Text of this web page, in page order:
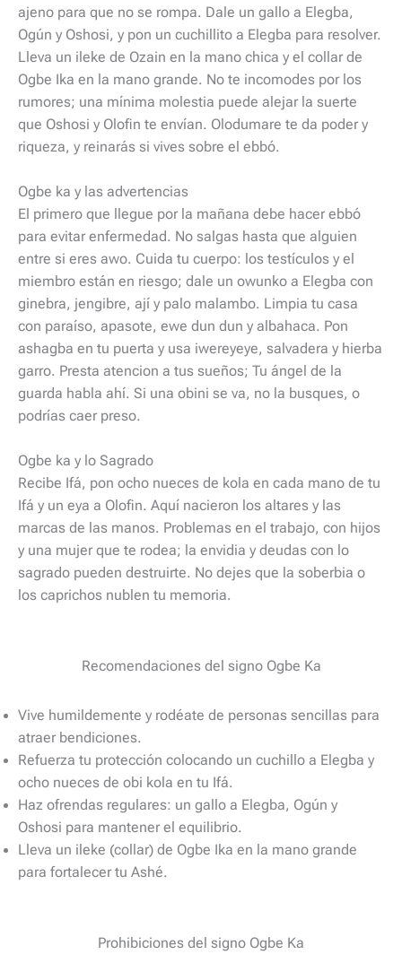
ajeno para que no se rompa. Dale un gallo a Elegba,
Ogún y Oshosi, y pon un cuchillito a Elegba para resolver.
Lleva un ileke de Ozain en la mano chica y el collar de
Ogbe Ika en la mano grande. No te incomodes por los
rumores; una mínima molestia puede alejar la suerte
que Oshosi y Olofin te envían. Olodumare te da poder y
riqueza, y reinarás si vives sobre el ebbó.
Ogbe ka y las advertencias
El primero que llegue por la mañana debe hacer ebbó
para evitar enfermedad. No salgas hasta que alguien
entre si eres awo. Cuida tu cuerpo: los testículos y el
miembro están en riesgo; dale un owunko a Elegba con
ginebra, jengibre, ají y palo malambo. Limpia tu casa
con paraíso, apasote, ewe dun dun y albahaca. Pon
ashagba en tu puerta y usa iwereyeye, salvadera y hierba
garro. Presta atencion a tus sueños; Tu ángel de la
guarda habla ahí. Si una obini se va, no la busques, o
podrías caer preso.
Ogbe ka y lo Sagrado
Recibe Ifá, pon ocho nueces de kola en cada mano de tu
Ifá y un eya a Olofin. Aquí nacieron los altares y las
marcas de las manos. Problemas en el trabajo, con hijos
y una mujer que te rodea; la envidia y deudas con lo
sagrado pueden destruirte. No dejes que la soberbia o
los caprichos nublen tu memoria.
Recomendaciones del signo Ogbe Ka
Vive humildemente y rodéate de personas sencillas para
atraer bendiciones.
Refuerza tu protección colocando un cuchillo a Elegba y
ocho nueces de obi kola en tu Ifá.
Haz ofrendas regulares: un gallo a Elegba, Ogún y
Oshosi para mantener el equilibrio.
Lleva un ileke (collar) de Ogbe Ika en la mano grande
para fortalecer tu Ashé.
Prohibiciones del signo Ogbe Ka